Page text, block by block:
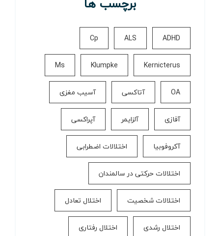
ADHD
ALS
Cp
Kernicterus
Klumpke
Ms
OA آتاکسی آسیب مغزی
آفازی آلزایمر آپراکسی
آکروفوبیا اختلالات اضطرابی
اختلالات حرکتی در سالمندان
اختلالات شخصیت اختلال تعادل
اختلال رشدی اختلال رفتاری